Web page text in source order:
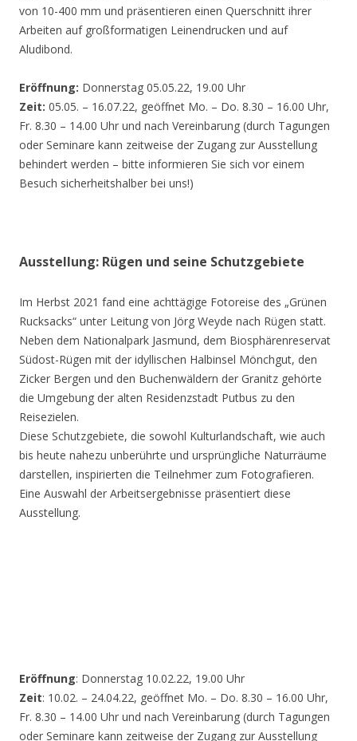
von 10-400 mm und präsentieren einen Querschnitt ihrer
Arbeiten auf großformatigen Leinendrucken und auf
Aludibond.
Eröffnung: Donnerstag 05.05.22, 19.00 Uhr
Zeit: 05.05. – 16.07.22, geöffnet Mo. – Do. 8.30 – 16.00 Uhr,
Fr. 8.30 – 14.00 Uhr und nach Vereinbarung (durch Tagungen
oder Seminare kann zeitweise der Zugang zur Ausstellung
behindert werden – bitte informieren Sie sich vor einem
Besuch sicherheitshalber bei uns!)
Ausstellung: Rügen und seine Schutzgebiete
Im Herbst 2021 fand eine achttägige Fotoreise des „Grünen
Rucksacks“ unter Leitung von Jörg Weyde nach Rügen statt.
Neben dem Nationalpark Jasmund, dem Biosphärenreservat
Südost-Rügen mit der idyllischen Halbinsel Mönchgut, den
Zicker Bergen und den Buchenwäldern der Granitz gehörte
die Umgebung der alten Residenzstadt Putbus zu den
Reisezielen.
Diese Schutzgebiete, die sowohl Kulturlandschaft, wie auch
bis heute nahezu unberührte und ursprüngliche Naturräume
darstellen, inspirierten die Teilnehmer zum Fotografieren.
Eine Auswahl der Arbeitsergebnisse präsentiert diese
Ausstellung.
Eröffnung: Donnerstag 10.02.22, 19.00 Uhr
Zeit: 10.02. – 24.04.22, geöffnet Mo. – Do. 8.30 – 16.00 Uhr,
Fr. 8.30 – 14.00 Uhr und nach Vereinbarung (durch Tagungen
oder Seminare kann zeitweise der Zugang zur Ausstellung